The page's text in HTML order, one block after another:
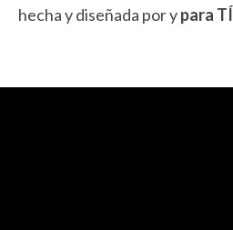
hecha y diseñada por ypara TÍ